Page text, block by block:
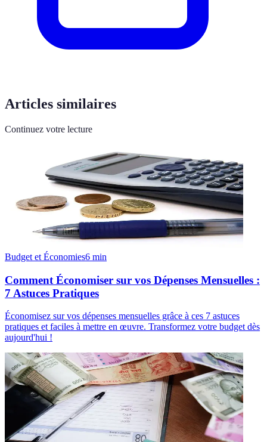
Articles similaires
Continuez votre lecture
Budget et Économies6 min
Comment Économiser sur vos Dépenses Mensuelles :
7 Astuces Pratiques
Économisez sur vos dépenses mensuelles grâce à ces 7 astuces
pratiques et faciles à mettre en œuvre. Transformez votre budget dès
aujourd'hui !